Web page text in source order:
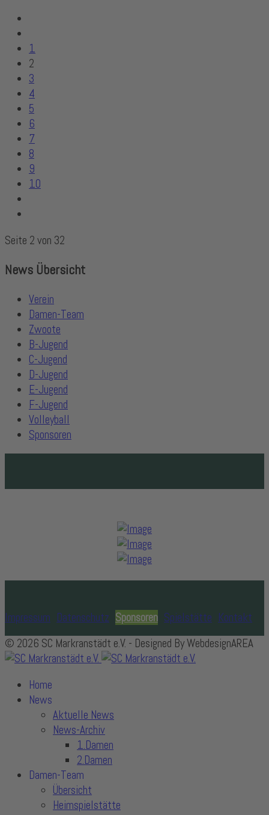
1
2
3
4
5
6
7
8
9
10
Seite 2 von 32
News Übersicht
Verein
Damen-Team
Zwoote
B-Jugend
C-Jugend
D-Jugend
E-Jugend
F-Jugend
Volleyball
Sponsoren
Impressum Datenschutz Sponsoren Spielstätte Kontakt
© 2026 SC Markranstädt e.V. - Designed By WebdesignAREA
Home
News
Aktuelle News
News-Archiv
1.Damen
2.Damen
Damen-Team
Übersicht
Heimspielstätte